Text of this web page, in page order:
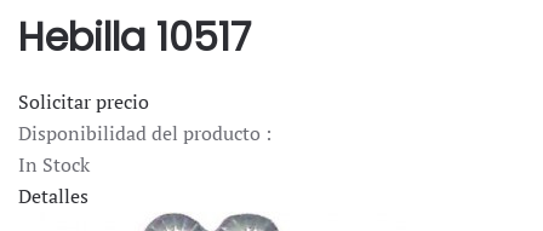
Hebilla 10517
Solicitar precio
Disponibilidad del producto :
In Stock
Detalles